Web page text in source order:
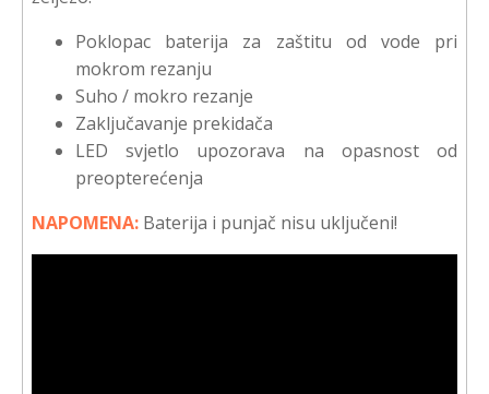
Poklopac baterija za zaštitu od vode pri
mokrom rezanju
Suho / mokro rezanje
Zaključavanje prekidača
LED svjetlo upozorava na opasnost od
preopterećenja
NAPOMENA: Baterija i punjač nisu uključeni!